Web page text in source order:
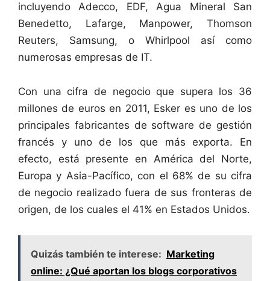
incluyendo Adecco, EDF, Agua Mineral San
Benedetto, Lafarge, Manpower, Thomson
Reuters, Samsung, o Whirlpool así como
numerosas empresas de IT.
Con una cifra de negocio que supera los 36
millones de euros en 2011, Esker es uno de los
principales fabricantes de software de gestión
francés y uno de los que más exporta. En
efecto, está presente en América del Norte,
Europa y Asia-Pacífico, con el 68% de su cifra
de negocio realizado fuera de sus fronteras de
origen, de los cuales el 41% en Estados Unidos.
Quizás también te interese: Marketing
online: ¿Qué aportan los blogs corporativos